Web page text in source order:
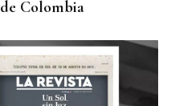
Colombia